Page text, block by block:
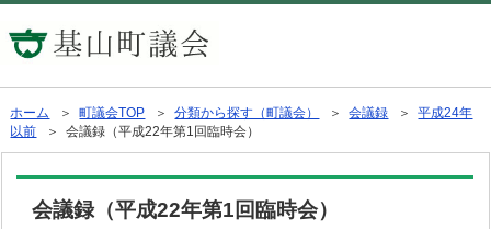
ホーム ＞町議会TOP ＞分類から探す（町議会） ＞会議録 ＞平成24年
以前 ＞ 会議録（平成22年第1回臨時会）
会議録（平成22年第1回臨時会）